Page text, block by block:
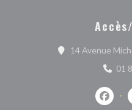
14 Avenue
01